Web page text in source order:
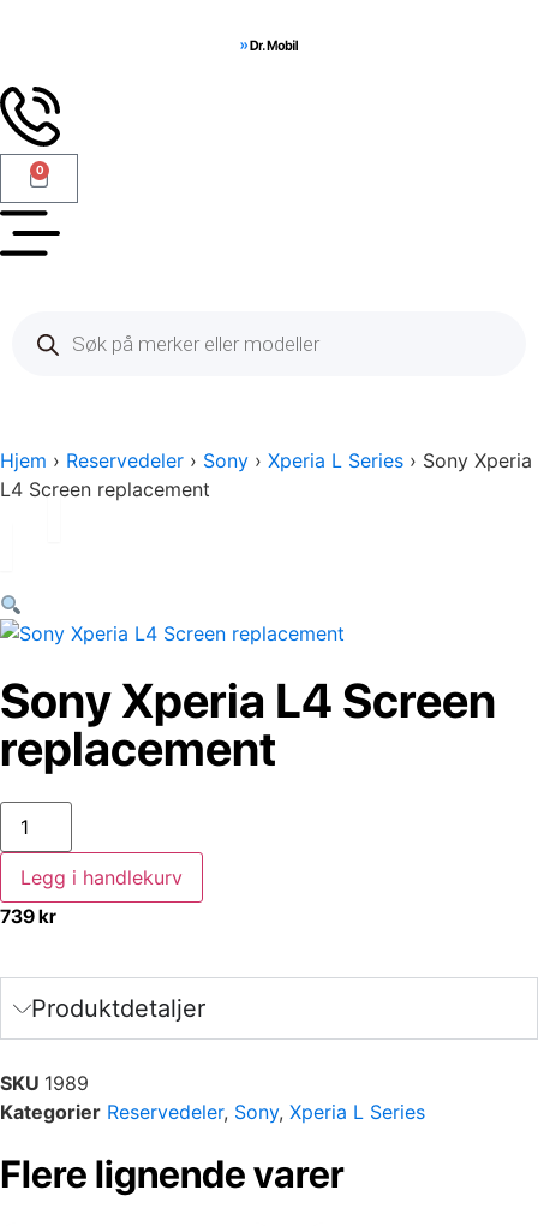
0
Hjem › Reservedeler › Sony › Xperia L Series › Sony Xperia
L4 Screen replacement
Sony Xperia L4 Screen
replacement
Legg i handlekurv
739kr
Produktdetaljer
SKU 1989
Kategorier Reservedeler, Sony, Xperia L Series
Flere lignende varer